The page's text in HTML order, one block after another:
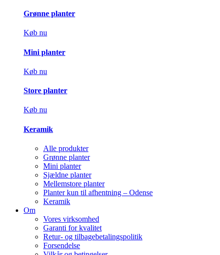
Grønne planter
Køb nu
Mini planter
Køb nu
Store planter
Køb nu
Keramik
Alle produkter
Grønne planter
Mini planter
Sjældne planter
Mellemstore planter
Planter kun til afhentning – Odense
Keramik
Om
Vores virksomhed
Garanti for kvalitet
Retur- og tilbagebetalingspolitik
Forsendelse